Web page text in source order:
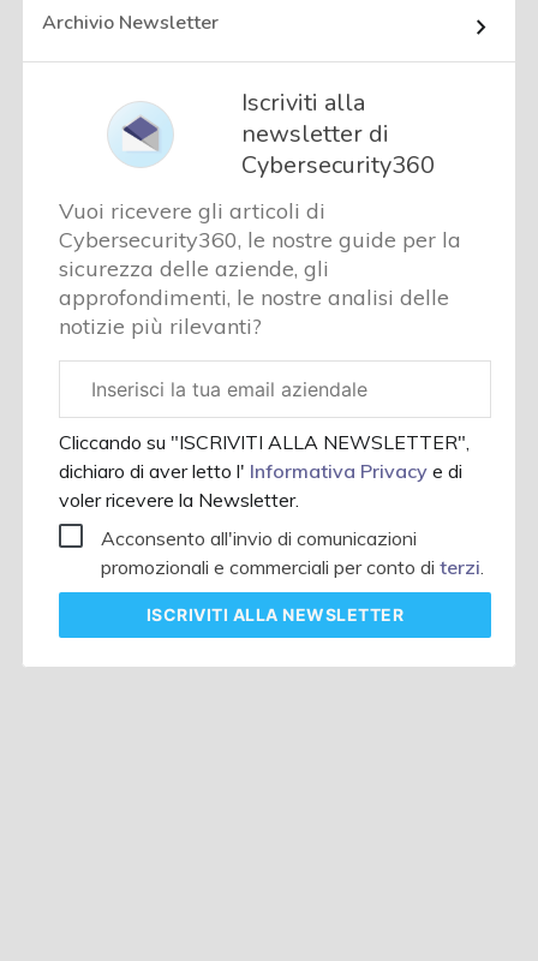
Archivio Newsletter
Iscriviti alla
newsletter di
Cybersecurity360
Vuoi ricevere gli articoli di
Cybersecurity360, le nostre guide per la
sicurezza delle aziende, gli
approfondimenti, le nostre analisi delle
notizie più rilevanti?
aziendale
Cliccando su "ISCRIVITI ALLA NEWSLETTER",
dichiaro di aver letto l' Informativa Privacye di
voler ricevere la Newsletter.
Acconsento all'invio di comunicazioni
promozionali e commerciali per conto diterzi.
ISCRIVITI ALLA NEWSLETTER